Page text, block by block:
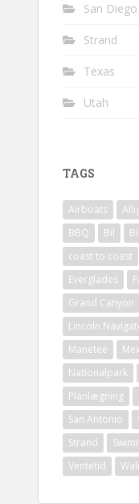
San Diego
Strand
Texas
Utah
TAGS
Airboats
BBQ
Bil
coast to coast
Everglades
Grand Canyon
Lincoln
Manetee
Nationalpark
Planlægning
San Antonio
Strand
Ventetid